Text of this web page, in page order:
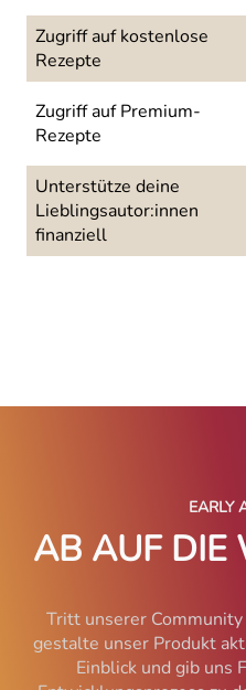
Zugriff auf kostenlose
Rezepte
Zugriff auf Premium-
Rezepte
Unterstütze deine
Lieblings­autor:innen
finanziell
EARLY
AB AUF DIE
Tritt unserer
gestalte unser Produkt
Einblick und gib uns